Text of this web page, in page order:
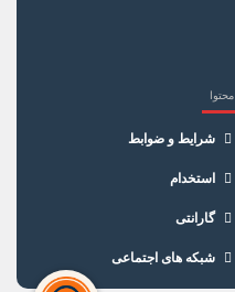
محتوا
شرایط و ضوابط
استخدام
گارانتی
شبکه های اجتماعی